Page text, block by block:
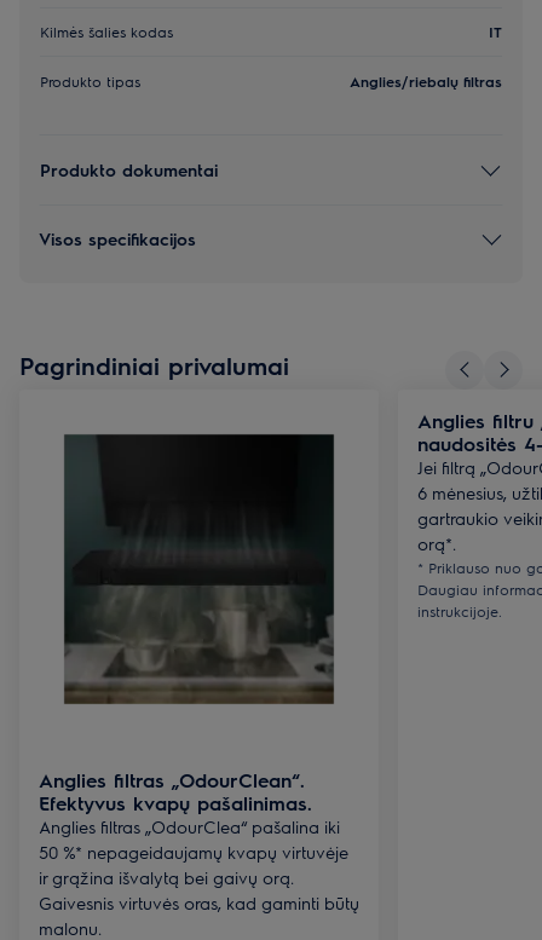
Kilmės šalies kodas IT
Produkto tipas Anglies/riebalų filtras
Produkto dokumentai
Visos specifikacijos
Pagrindiniai privalumai
Anglies filtras „OdourClean“.
Efektyvus kvapų pašalinimas.
Anglies filtras „OdourClea“ pašalina iki
50 %* nepageidaujamų kvapų virtuvėje
ir grąžina išvalytą bei gaivų orą.
Gaivesnis virtuvės oras, kad gaminti būtų
malonu.
Anglies filtru
naudositės
Jei filtrą
6 mėnesius,
gartraukio
orą*.
* Priklauso nuo
Daugiau
instrukcijoje.